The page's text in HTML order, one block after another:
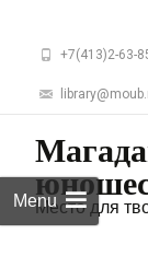
+7(413)2-63-
Место для
Menu